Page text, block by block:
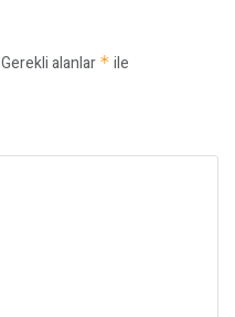
Gerekli alanlar * ile